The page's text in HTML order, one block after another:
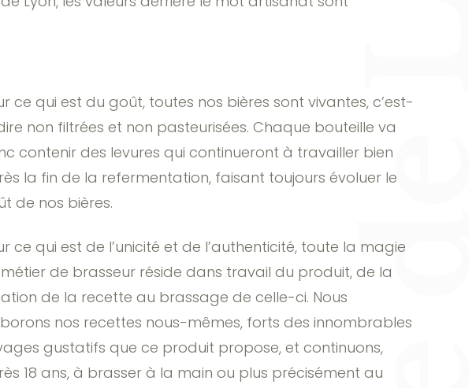
ce qui est du goût, toutes nos bières sont vivantes, c’est-
non filtrées et non pasteurisées. Chaque bouteille va
contenir des levures qui continueront à travailler bien
la fin de la refermentation, faisant toujours évoluer le
de nos bières.
ce qui est de l’unicité et de l’authenticité, toute la magie
de brasseur réside dans travail du produit, de la
de la recette au brassage de celle-ci. Nous
nos recettes nous-mêmes, forts des innombrables
gustatifs que ce produit propose, et continuons,
18 ans, à brasser à la main ou plus précisément au